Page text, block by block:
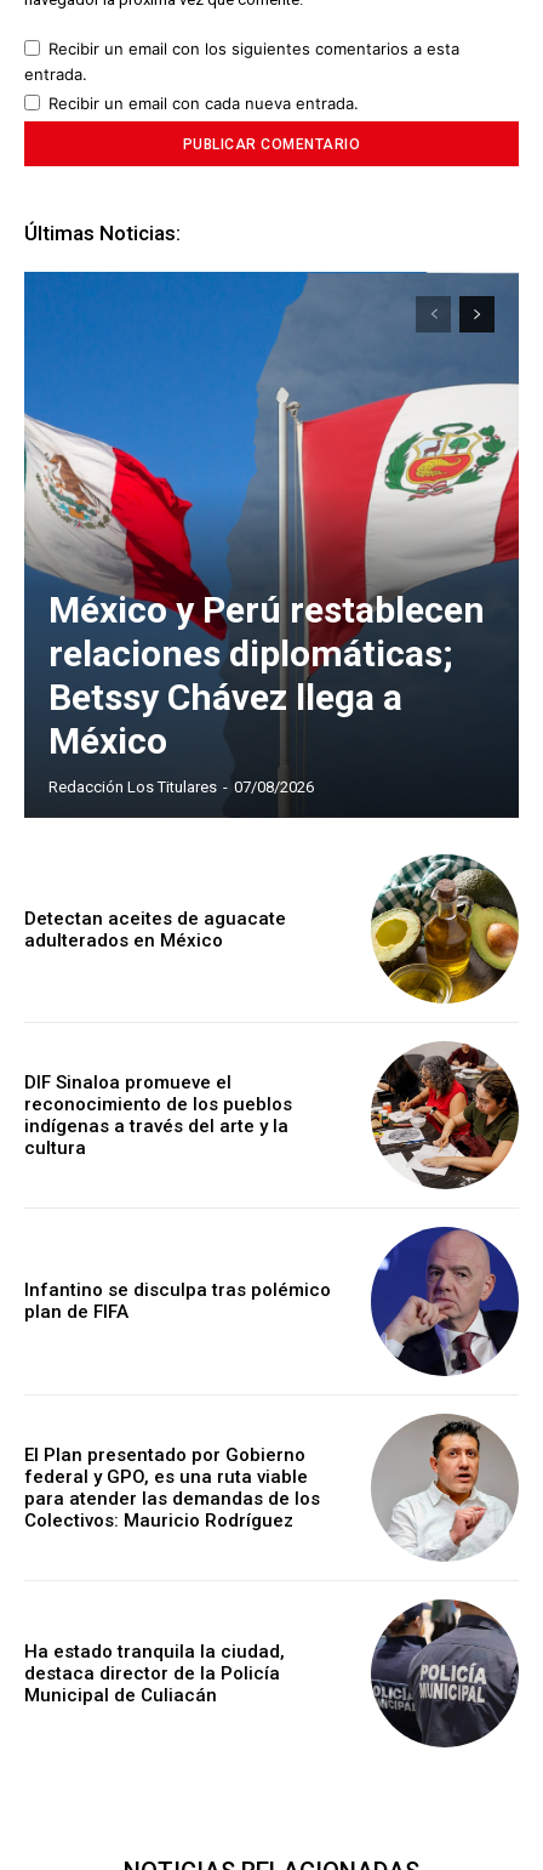
Recibir un email con los siguientes comentarios a esta
entrada.
Recibir un email con cada nueva entrada.
Últimas Noticias:
México y Perú restablecen
relaciones diplomáticas;
Betssy Chávez llega a
México
Redacción Los Titulares - 07/08/2026
Detectan aceites de aguacate
adulterados en México
DIF Sinaloa promueve el
reconocimiento de los pueblos
indígenas a través del arte y la
cultura
Infantino se disculpa tras polémico
plan de FIFA
El Plan presentado por Gobierno
federal y GPO, es una ruta viable
para atender las demandas de los
Colectivos: Mauricio Rodríguez
Ha estado tranquila la ciudad,
destaca director de la Policía
Municipal de Culiacán